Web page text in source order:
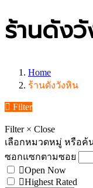
ร้านดัง
Home
ร้านดังวังหิน
Filter
Filter × Close
เลือกหมวดหมู่ หรือค้
ซอกแซกตามซอย
Open Now
Highest Rated